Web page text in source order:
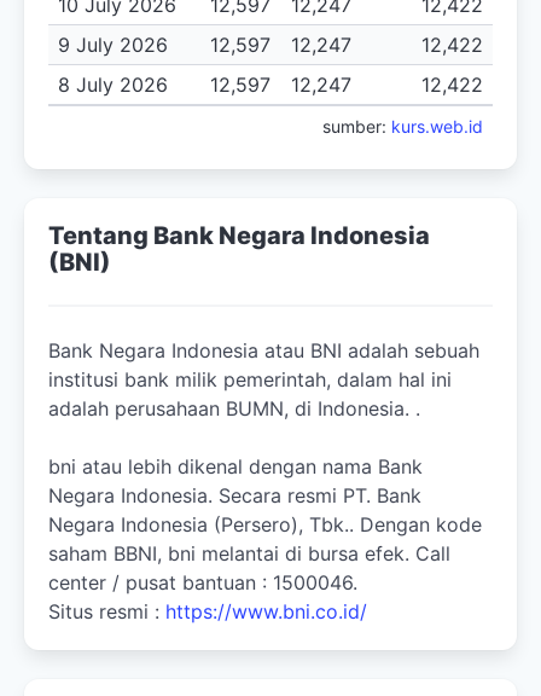
10 July 2026 12,597 12,247
12,422
9 July 2026
12,597 12,247
12,422
8 July 2026
12,597 12,247 12,422
sumber: kurs.web.id
Tentang Bank Negara Indonesia
(BNI)
Bank Negara Indonesia atau BNI adalah sebuah
institusi bank milik pemerintah, dalam hal ini
adalah perusahaan BUMN, di Indonesia. .
bni atau lebih dikenal dengan nama Bank
Negara Indonesia. Secara resmi PT. Bank
Negara Indonesia (Persero), Tbk.. Dengan kode
saham BBNI, bni melantai di bursa efek. Call
center / pusat bantuan : 1500046.
Situs resmi : https://www.bni.co.id/